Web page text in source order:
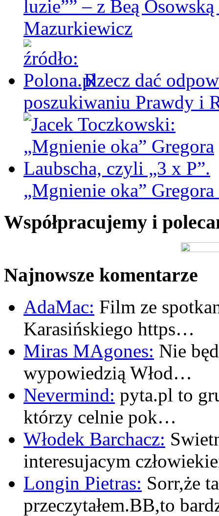
luzie”” – z Beą
Mazurkiewicz
Rzecz dać
poszukiwaniu Prawdy i
„Mgnienie oka”
Współpracujemy i
Najnowsze komentarze
AdaMac: Film ze
Karasińskiego https…
Miras MAgones: Nie
wypowiedzią Włod…
Nevermind: pyta.pl to
którzy celnie pok…
Włodek Barchacz:
interesujacym
Longin Pietras: Sorr,że
przeczytałem.BB,to